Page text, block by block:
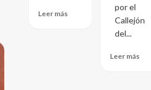
Leer más
por el
Callejón
del...
Leer más